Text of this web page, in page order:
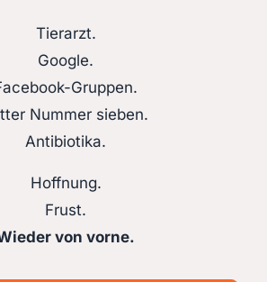
Tierarzt.
Google.
Gruppen.
Nummer sieben.
Antibiotika.
Hoffnung.
Frust.
von vorne.